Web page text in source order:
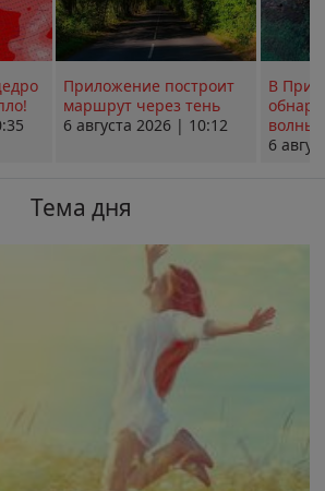
Приложение построит
маршрут через тень
6 августа 2026 | 10:12
В
волны
6
Тема дня